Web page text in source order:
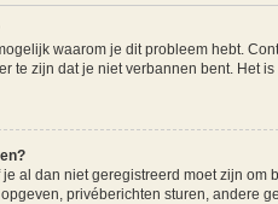
waarom je dit probleem hebt.
te zijn dat je niet verbannen bent. Het
al dan niet geregistreerd moet zijn
privéberichten sturen, andere